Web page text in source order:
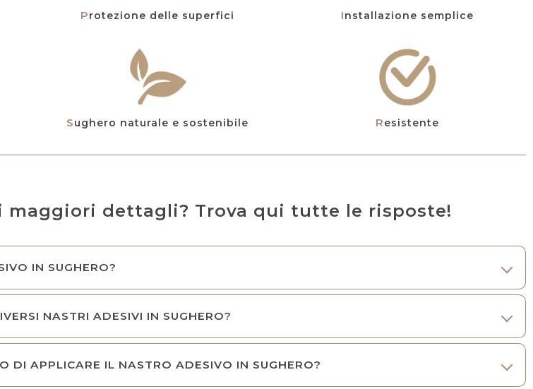
Protezione delle superfici Installazione semplice
Sughero naturale e sostenibile Resistente
maggiori dettagli? Trova qui tutte le risposte!
IN SUGHERO?
NASTRI ADESIVI IN SUGHERO?
DI APPLICARE IL NASTRO ADESIVO IN SUGHERO?